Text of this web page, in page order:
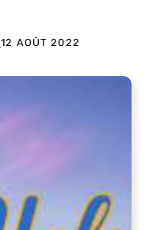
12 AOÛT 2022